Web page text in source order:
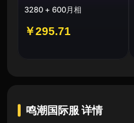
3280 + 600月相
￥295.71
鸣潮国际服 详情